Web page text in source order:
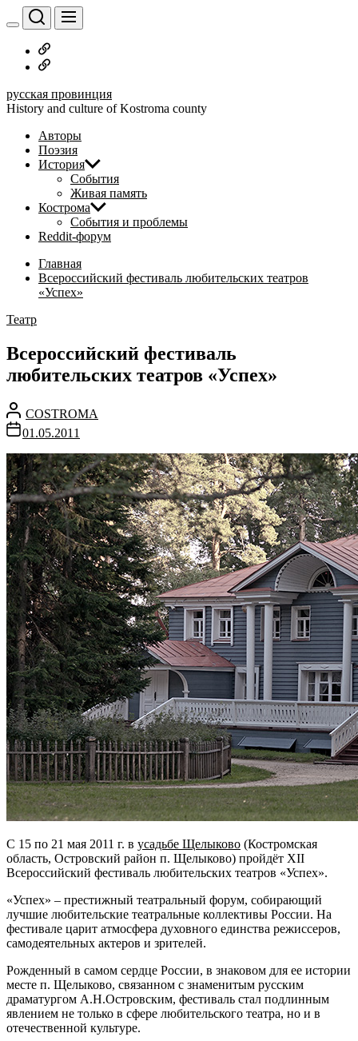
Перейти
к
содержимому
Русское
дворянство
Наши
русская провинция
History and culture of Kostroma county
Авторы
Поэзия
История
События
Живая память
Кострома
События и проблемы
Reddit-форум
Главная
Всероссийский фестиваль любительских театров
«Успех»
Театр
Всероссийский фестиваль
любительских театров «Успех»
COSTROMA
01.05.2011
С 15 по 21 мая 2011 г. в усадьбе Щелыково (Костромская
область, Островский район п. Щелыково) пройдёт XII
Всероссийский фестиваль любительских театров «Успех».
«Успех» – престижный театральный форум, собирающий
лучшие любительские театральные коллективы России. На
фестивале царит атмосфера духовного единства режиссеров,
самодеятельных актеров и зрителей.
Рожденный в самом сердце России, в знаковом для ее истории
месте п. Щелыково, связанном с знаменитым русским
драматургом А.Н.Островским, фестиваль стал подлинным
явлением не только в сфере любительского театра, но и в
отечественной культуре.